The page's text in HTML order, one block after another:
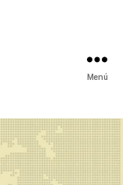
Menú